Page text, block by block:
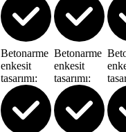
Betonarme
enkesit
tasarımı:
Betonarme
enkesit
tasarımı: